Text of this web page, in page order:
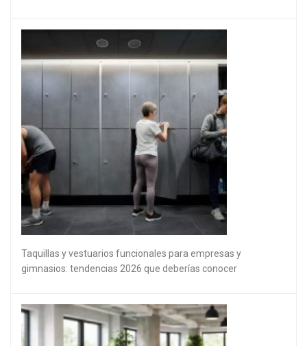
Taquillas y vestuarios funcionales para empresas y
gimnasios: tendencias 2026 que deberías conocer